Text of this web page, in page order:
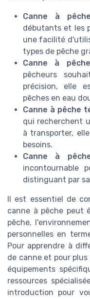
Canne à
débutants et les
une facilité
types de pêche
Canne à
pêcheurs
précision, elle
pêches en eau
Canne à pêche
qui recherchent
à transporter,
besoins.
Canne à
incontournable
distinguant par
Il est essentiel de
canne à pêche peut
pêche,
personnelles en
Pour apprendre à
de canne et pour
équipements
ressources
introduction pour